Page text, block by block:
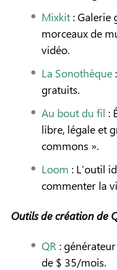
Mixkit : Galerie
morceaux de
vidéo.
La Sonothèque
gratuits.
Au bout du fil :
libre, légale et
commons ».
Loom : L’outil
commenter la
Outils de création de
QR :
de $ 35/mois.